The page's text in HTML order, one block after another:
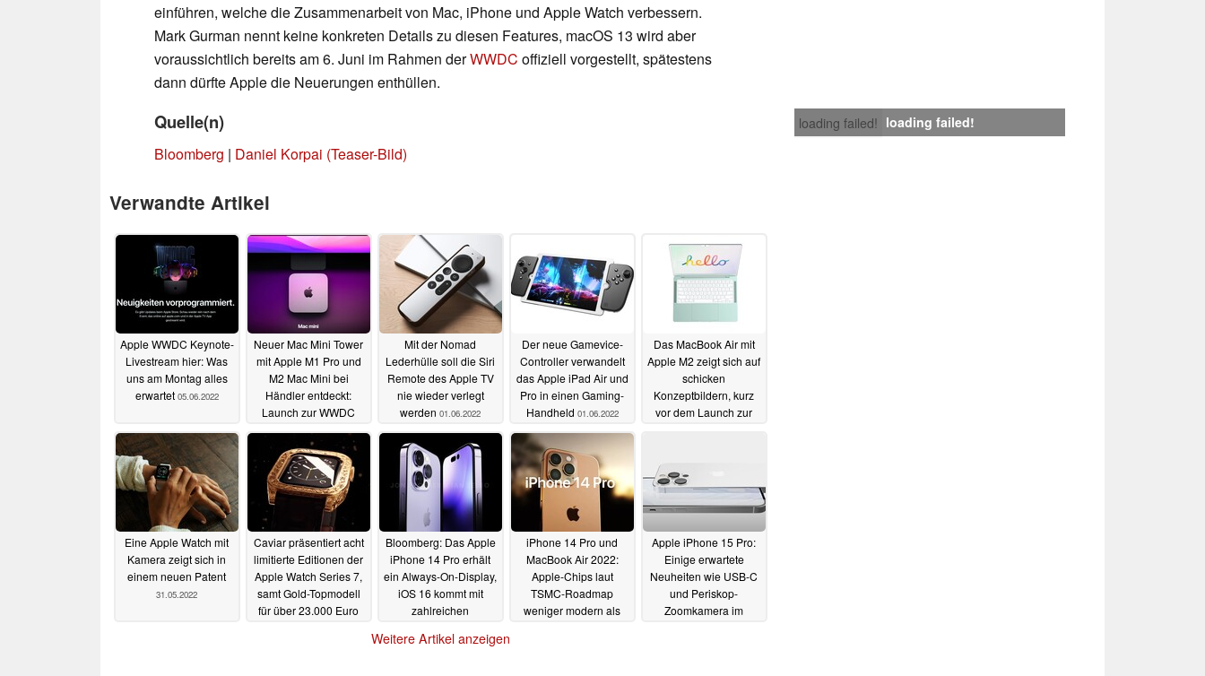
einführen, welche die Zusammenarbeit von Mac, iPhone und Apple Watch verbessern.
Mark Gurman nennt keine konkreten Details zu diesen Features, macOS 13 wird aber
voraussichtlich bereits am 6. Juni im Rahmen derWWDC offiziell vorgestellt, spätestens
dann dürfte Apple die Neuerungen enthüllen.
loading failed! loading failed!
Quelle(n)
Bloomberg | Daniel Korpai (Teaser-Bild)
Verwandte Artikel
Apple WWDC Keynote-
Livestream hier: Was
uns am Montag alles
erwartet 05.06.2022
Neuer Mac Mini Tower
mit Apple M1 Pro und
M2 Mac Mini bei
Händler entdeckt:
Launch zur WWDC
05.06.2022
Mit der Nomad
Lederhülle soll die Siri
Remote des Apple TV
nie wieder verlegt
werden 01.06.2022
Der neue Gamevice-
Controller verwandelt
das Apple iPad Air und
Pro in einen Gaming-
Handheld 01.06.2022
Das MacBook Air mit
Apple M2 zeigt sich auf
schicken
Konzeptbildern, kurz
vor dem Launch zur
Eine Apple Watch mit
Kamera zeigt sich in
einem neuen Patent
31.05.2022
Caviar präsentiert acht
limitierte Editionen der
Apple Watch Series 7,
samt Gold-Topmodell
für über 23.000 Euro
Bloomberg: Das Apple
iPhone 14 Pro erhält
ein Always-On-Display,
iOS 16 kommt mit
zahlreichen
iPhone 14 Pro und
MacBook Air 2022:
Apple-Chips laut
TSMC-Roadmap
weniger modern als
Apple iPhone 15 Pro:
Einige erwartete
Neuheiten wie USB-C
und Periskop-
Zoomkamera im
Weitere Artikel anzeigen